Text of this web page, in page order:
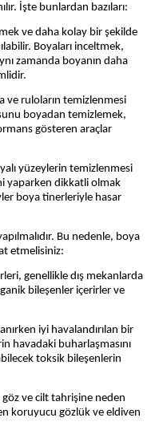
İşte bunlardan bazıları:
ve daha kolay bir şekilde
Boyaları inceltmek,
zamanda boyanın daha
ve ruloların temizlenmesi
boyadan temizlemek,
gösteren araçlar
yüzeylerin temizlenmesi
yaparken dikkatli olmak
boya tinerleriyle hasar
Bu nedenle, boya
etmelisiniz:
genellikle dış mekanlarda
bileşenler içerirler ve
iyi havalandırılan bir
havadaki buharlaşmasını
toksik bileşenlerin
ve cilt tahrişine neden
koruyucu gözlük ve eldiven